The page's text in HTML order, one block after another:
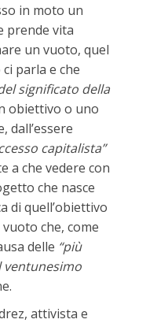
in moto un
prende vita
un vuoto, quel
parla e che
significato della
obiettivo o uno
dall’essere
capitalista”
a che vedere con
che nasce
di quell’obiettivo
che, come
delle “più
ventunesimo
attivista e